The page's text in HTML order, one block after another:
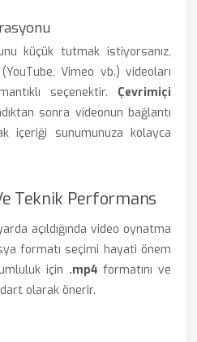
küçük tutmak istiyorsanız,
Vimeo vb.) videoları
seçenektir. Çevrimiçi
sonra videonun bağlantı
içeriği sunumunuza kolayca
Teknik Performans
açıldığında video oynatma
formatı seçimi hayati önem
için .mp4 formatını ve
olarak önerir.